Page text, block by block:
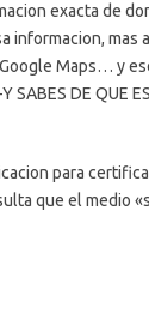
exacta de
informacion, mas
Maps… y
SABES DE QUE
para
que el medio